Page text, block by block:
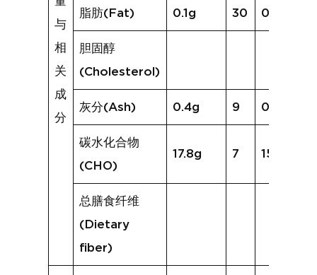
与
相
关
成
分
脂肪(Fat) 0.1g 30 0.6g
胆固醇
(Cholesterol)
灰分(Ash) 0.4g 9 0.4g
碳水化合物
(CHO)
17.8g 7 15.2g
总膳食纤维
(Dietary
fiber)